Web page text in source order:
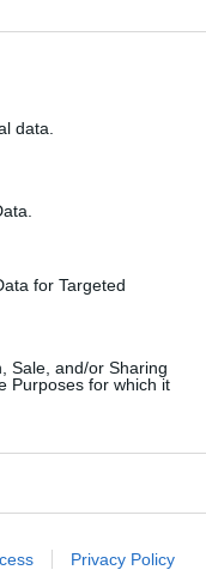
data.
for Targeted
Sale, and/or Sharing
Purposes for which it
Privacy Policy
le tourisme et
Ce choix a
ce pays».
progression
pays est loin
en Afrique,
du Sud et
en 2013.
», cette
hasard pour
braquer les